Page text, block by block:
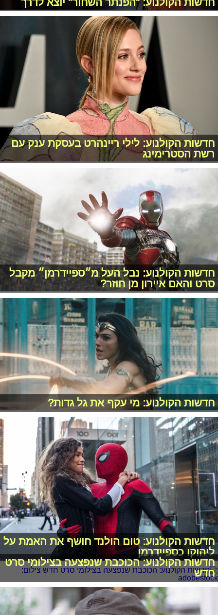
חדשות הקולנוע: לילי ריינהרט בעסקת ענק עם
רשת הסטרימינג
חדשות הקולנוע: נבל העל מ״ספיידרמן״ מקבל
סרט והאם איירון מן חוזר?
חדשות הקולנוע: מי עקף את גל גדות?
חדשות הקולנוע: טום הולנד חושף את האמת על
ליהוקו כספיידרמן
חדשות הקולנוע: הכוכבת שנפצעה בצילומי סרט
חדש